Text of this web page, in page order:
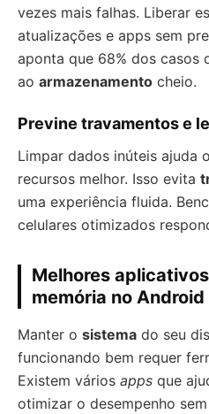
vezes mais falhas. Liberar
atualizações e apps sem
aponta que 68% dos casos
ao armazenamento cheio.
Previne travamentos e
Limpar dados inúteis ajuda o
recursos melhor. Isso evita
uma experiência fluida.
celulares otimizados
Melhores
memória no Android
Manter o sistema do seu
funcionando bem requer
Existem vários apps que
otimizar o desempenho